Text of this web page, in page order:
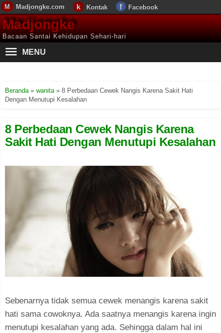
Madjongke.com Kontak Facebook
Madjongke
Bacaan Santai Kehidupan Sehari-hari
MENU
Beranda» wanita» 8 Perbedaan Cewek Nangis Karena Sakit Hati
Dengan Menutupi Kesalahan
8 Perbedaan Cewek Nangis Karena
Sakit Hati Dengan Menutupi Kesalahan
Sebenarnya tidak semua cewek menangis karena sakit
hati sama cowoknya. Ada saatnya menangis karena ingin
menutupi kesalahan yang ada. Sehingga dalam hal ini